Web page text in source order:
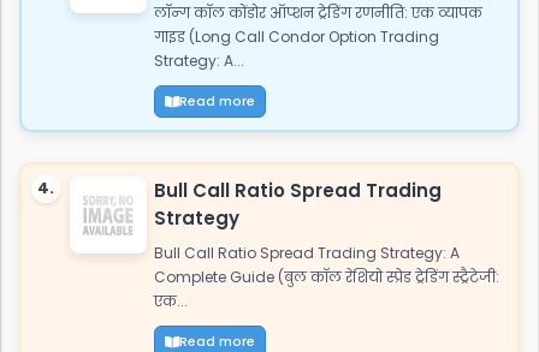
लॉन्ग कॉल कोंडोर ऑप्शन ट्रेडिंग रणनीति: एक व्यापक
गाइड (Long Call Condor Option Trading
Strategy: A...
Read more
4.
Bull Call Ratio Spread Trading
Strategy
Bull Call Ratio Spread Trading Strategy: A
Complete Guide (बुल कॉल रेशियो स्प्रेड ट्रेडिंग स्ट्रैटेजी:
एक...
Read more